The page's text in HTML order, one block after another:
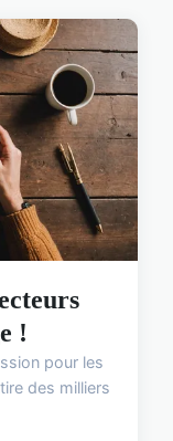
!
pour les
des milliers